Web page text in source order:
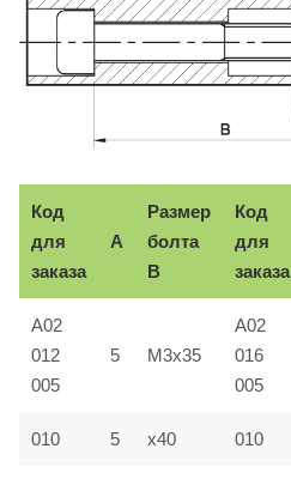
Код
для
заказа
A
Размер
болта
B
Код
для
заказа
A02
012
005
5 M3x35
A02
016
005
010 5 x40 010